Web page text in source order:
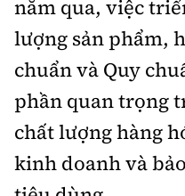
Đăng kiểm
Đường sắt tốc độ cao
Đường thủy
Hàng hải
Đường sắt đô thị
Bảo hiểm
Doanh nghiệp
Điều tra
Pháp đình
Hỏi - Đáp
ATGT địa phương
Văn hóa giao thông
Lái xe an toàn
Chung tay vì ATGT
Giáo dục
Y tế
Đời sống
Lao động - Công đoàn
Văn hóa - Giải Trí
Văn hóa
Showbiz
Thể thao
Bóng đá
Bình luận
Công nghệ
năm qua, việc
lượng sản phẩm,
chuẩn và Quy
phần quan trọng
chất lượng hàng
kinh doanh và